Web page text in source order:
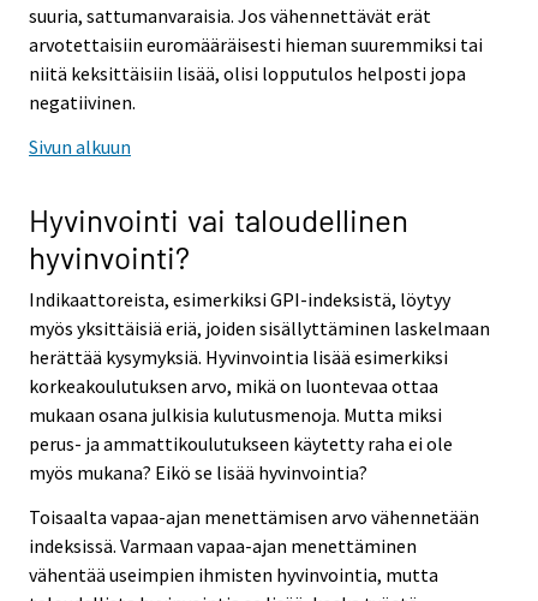
suuria, sattumanvaraisia. Jos vähennettävät erät
arvotettaisiin euromääräisesti hieman suuremmiksi tai
niitä keksittäisiin lisää, olisi lopputulos helposti jopa
negatiivinen.
Sivun alkuun
Hyvinvointi vai taloudellinen
hyvinvointi?
Indikaattoreista, esimerkiksi GPI-indeksistä, löytyy
myös yksittäisiä eriä, joiden sisällyttäminen laskelmaan
herättää kysymyksiä. Hyvinvointia lisää esimerkiksi
korkeakoulutuksen arvo, mikä on luontevaa ottaa
mukaan osana julkisia kulutusmenoja. Mutta miksi
perus- ja ammattikoulutukseen käytetty raha ei ole
myös mukana? Eikö se lisää hyvinvointia?
Toisaalta vapaa-ajan menettämisen arvo vähennetään
indeksissä. Varmaan vapaa-ajan menettäminen
vähentää useimpien ihmisten hyvinvointia, mutta